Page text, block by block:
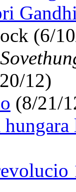
(6/
12)
(8/21/